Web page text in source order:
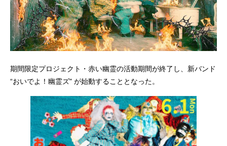
期間限定プロジェクト・赤い幽霊の活動期間が終了し、新バンド
“おいでよ！幽霊ズ" が始動することとなった。